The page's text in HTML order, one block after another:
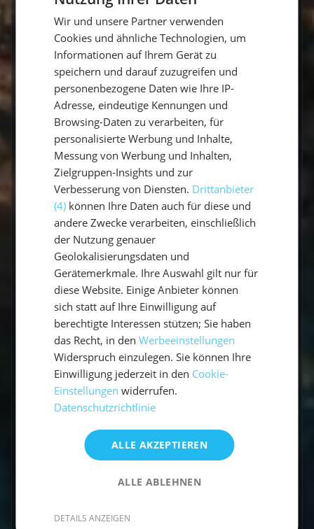
Vorbereitung
11 Questions
Gibt es Flottillen?
Wie viele Seemeilen segelt man in
einer Woche?
Welche Sprache wird an Bord
gesprochen?
Wer ist mein Skipper / meine
Skipperin?
Welcher Service wird inklusive
angeboten?
Wo übernachtet eigentlich der
Skipper?
Ist die Yacht mit ausreichendem
Sicherheitsequipment ausgestattet?
Verfügt der Skipper über
Wird den Reisenden am Ende eine
Problem?
Wir und unsere Partner verwenden
Cookies und ähnliche Technologien, um
Informationen auf Ihrem Gerät zu
speichern und darauf zuzugreifen und
personenbezogene Daten wie Ihre IP-
Adresse, eindeutige Kennungen und
Browsing-Daten zu verarbeiten, für
personalisierte Werbung und Inhalte,
Messung von Werbung und Inhalten,
Zielgruppen-Insights und zur
Verbesserung von Diensten. Drittanbieter
(4) können Ihre Daten auch für diese und
andere Zwecke verarbeiten, einschließlich
der Nutzung genauer
Geolokalisierungsdaten und
Gerätemerkmale. Ihre Auswahl gilt nur für
diese Website. Einige Anbieter können
sich statt auf Ihre Einwilligung auf
berechtigte Interessen stützen; Sie haben
das Recht, in denWerbeeinstellungen
Widerspruch einzulegen. Sie können Ihre
Einwilligung jederzeit in den Cookie-
Einstellungen widerrufen.
Datenschutzrichtlinie
ALLE AKZEPTIEREN
ALLE ABLEHNEN
DETAILS ANZEIGEN